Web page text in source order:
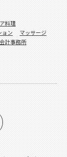
料理
ョン
マッサージ
会計事務所